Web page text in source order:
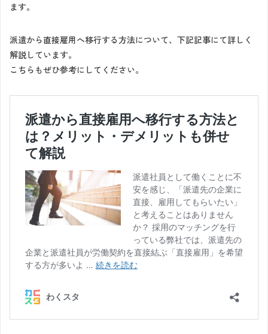
ます。
派遣から直接雇用へ移行する方法について、下記記事にて詳しく
解説しています。
こちらもぜひ参考にしてください。